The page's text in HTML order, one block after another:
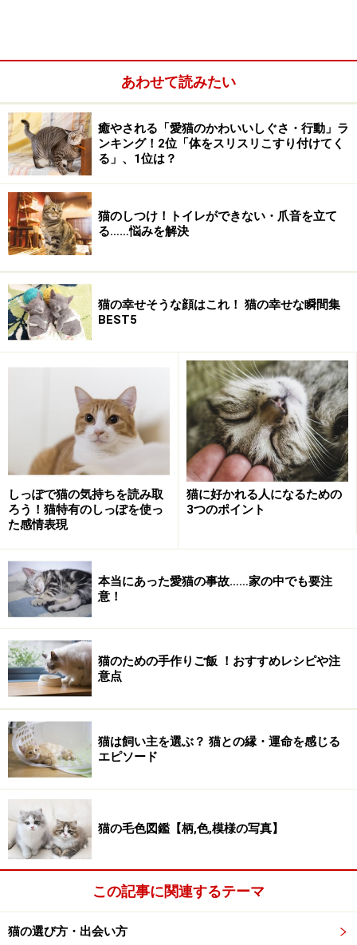
＜目次＞
猫の鳴き声にはどんな意味があるの？
猫がすりすり・ゴンゴン身体をこすりつけてくる
喉をゴロゴロ鳴らす
猫のモミモミ・フミフミなどの行動
猫は鳴き声で飼い主を上手にあやつる
猫の鳴き声にはどんな意味があるの？
その鳴き声、どんな意味？
猫同士は、お互いの鳴き声でコミニュケーションを取っ
ているのでしょうか？ 長らく様々な猫を観察してきまし
遭遇したことがありません。
猫と猫は鳴き声で会話をしていないようです。会話では
ありませんが、母猫が子猫を呼ぶ時は「アンガァ」「ウ
ンガァ」といった独特の呼びかけ声を発し、子猫はそれ
に応えて行動します。通常幼い子猫はお腹がすいた、寒
いといった欲求がある時以外、よほどのことがないと大
きな声では鳴きません。
猫の鳴き声を大きく分けると、低い声の場合は威嚇、警
戒、不安を、高い声の場合は、要求、甘え、危険信号を
表しています。一方、作出される際に野生のヤマネコの
ラインを使っているベンガルなどの鳴き声は、一般的な
イエネコの鳴き声とは周波数が違うのか、特に警戒サイ
するようです。
ゴハァ～～ン、ウニャァ～～ン
あわせて読みたい
癒やされる「愛猫のかわいいしぐさ・行動」ラ
ンキング！2位「体をスリスリこすり付けてく
る」、1位は？
猫のしつけ！トイレができない・爪音を立て
る……悩みを解決
猫の幸せそうな顔はこれ！ 猫の幸せな瞬間集
BEST5
しっぽで猫の気持ちを読み取
ろう！猫特有のしっぽを使っ
た感情表現
猫に好かれる人になるための
3つのポイント
本当にあった愛猫の事故……家の中でも要注
意！
猫のための手作りご飯 ！おすすめレシピや注
意点
猫は飼い主を選ぶ？ 猫との縁・運命を感じる
エピソード
猫の毛色図鑑【柄,色,模様の写真】
この記事に関連するテーマ
猫の選び方・出会い方